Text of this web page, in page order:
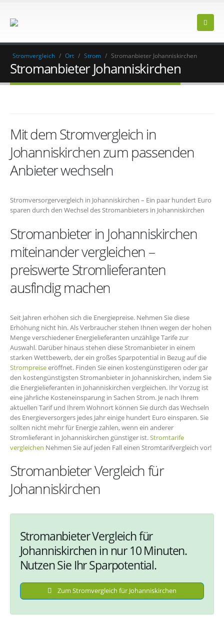
Stromvergleich / Ort / Strom / Stromanbieter Johanniskirchen
Stromanbieter Johanniskirchen
Mit dem Stromvergleich in
Johanniskirchen zum passenden
Anbieter wechseln
Stromversorgervergleich in Johanniskirchen – Ein paar hundert Euro
sparen durch den Wechsel des Stromanbieters in Johanniskirchen
Stromanbieter in Johanniskirchen
miteinander vergleichen –
preiswerte Stromlieferanten
ausfindig machen
Seit Jahren erhöhen sich die Energiepreise. Nehmen Sie diese
Erhöhung nicht hin. Als Verbraucher stehen Ihnen wegen der hohen
Menge verschiedener Energielieferanten unzählige Tarife zur
Auswahl. Darüber hinaus stehen diese Stromanbieter in einem
starken Wettbewerb, der ein großes Sparpotential in Bezug auf die
Strompreiseeröffnet. Finden Sie einen kostengünstigeren oder gar
den kostengünstigsten Stromanbieter in Johanniskirchen, indem Sie
die Energielieferanten in Johanniskirchen vergleichen. Ihr Vorzug ist
eine jährliche Kosteneinsparung in Sachen Strom. Je nach Ihrem
aktuellen Tarif und Ihrem Wohnort können Sie durch das Wechseln
des Energieversorgers jedes Jahr einige hundert Euro einsparen. Sie
sollten nicht mehr für Energie zahlen, wenn ein anderer
Stromlieferant in Johanniskirchen günstiger ist.Stromtarife
vergleichen Nehmen Sie auf jeden Fall einen Stromtarifvergleich vor!
Stromanbieter Vergleich für
Johanniskirchen
Stromanbieter Vergleich für
Johanniskirchen in nur 10 Minuten.
Nutzen Sie Ihr Sparpotential.
Zum Stromvergleich für Johanniskirchen